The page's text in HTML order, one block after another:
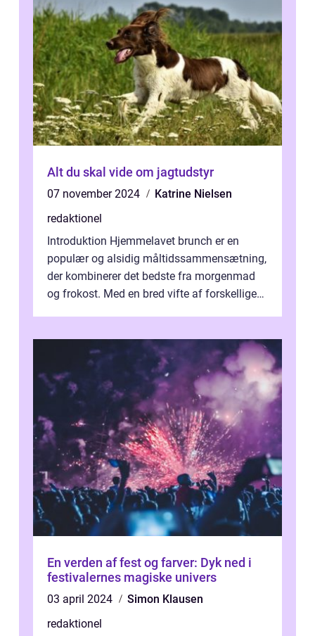
Alt du skal vide om jagtudstyr
07 november 2024
Katrine Nielsen
redaktionel
Introduktion Hjemmelavet brunch er en
populær og alsidig måltidssammensætning,
der kombinerer det bedste fra morgenmad
og frokost. Med en bred vifte af forskellige
En verden af fest og farver: Dyk ned i
festivalernes magiske univers
03 april 2024
Simon Klausen
redaktionel